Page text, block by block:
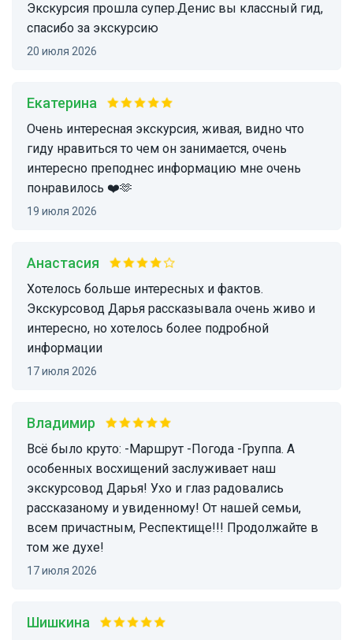
экскурсия прошла супер.Денис вы классный гид,
спасибо за экскурсию
20 июля 2026
Екатерина
очень интересная экскурсия, живая, видно что
гиду нравиться то чем он занимается, очень
интересно преподнес информацию мне очень
понравилось ❤️🫶
19 июля 2026
Анастасия
Хотелось больше интересных и фактов.
Экскурсовод Дарья рассказывала очень живо и
интересно, но хотелось более подробной
информации
17 июля 2026
Владимир
Всë было круто: -Маршрут -Погода -Группа. А
особенных восхищений заслуживает наш
экскурсовод Дарья! Ухо и глаз радовались
рассказаному и увиденному! От нашей семьи,
всем причастным, Респектище!!! Продолжайте в
том же духе!
17 июля 2026
Шишкина